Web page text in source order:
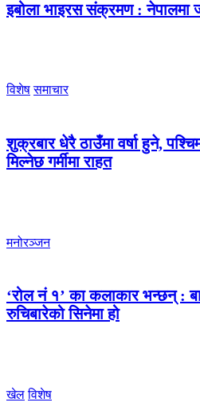
इबोला भाइरस संक्रमण : नेपालमा
विशेष समाचार
शुक्रबार धेरै ठाउँमा वर्षा हुने,
मिल्नेछ गर्मीमा राहत
मनोरञ्जन
‘रोल नं १’ का कलाकार भन्छन् :
रुचिबारेको सिनेमा हो
खेल विशेष